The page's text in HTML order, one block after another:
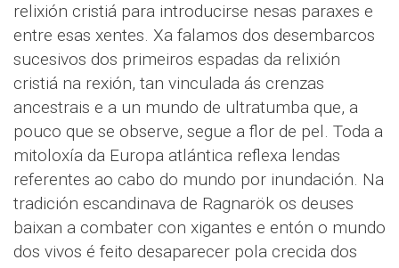
relixión cristiá para introducirse nesas paraxes e
entre esas xentes. Xa falamos dos desembarcos
sucesivos dos primeiros espadas da relixión
cristiá na rexión, tan vinculada ás crenzas
ancestrais e a un mundo de ultratumba que, a
pouco que se observe, segue a flor de pel. Toda a
mitoloxía da Europa atlántica reflexa lendas
referentes ao cabo do mundo por inundación. Na
tradición escandinava de Ragnarök os deuses
baixan a combater con xigantes e entón o mundo
dos vivos é feito desaparecer pola crecida dos